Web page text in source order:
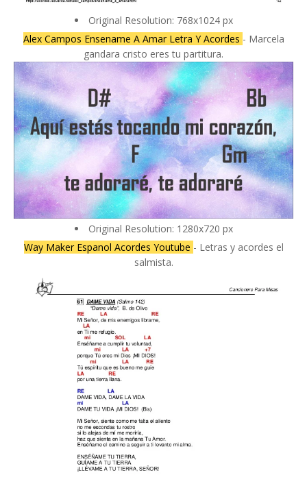
Original Resolution: 768x1024 px
Alex Campos Ensename A Amar Letra Y Acordes - Marcela
gandara cristo eres tu partitura.
Original Resolution: 1280x720 px
Way Maker Espanol Acordes Youtube - Letras y acordes el
salmista.